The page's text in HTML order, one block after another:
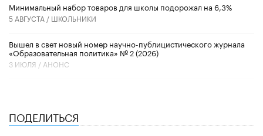
Минимальный набор товаров для школы подорожал на 6,3%
5 АВГУСТА / ШКОЛЬНИКИ
Вышел в свет новый номер научно-публицистического журнала
«Образовательная политика» № 2 (2026)
3 ИЮЛЯ / АНОНС
ПОДЕЛИТЬСЯ